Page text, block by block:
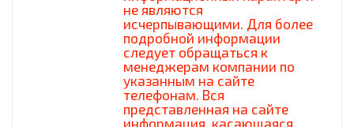
не являются
исчерпывающими. Для более
подробной информации
следует обращаться к
менеджерам компании по
указанным на сайте
телефонам. Вся
представленная на сайте
информация, касающаяся